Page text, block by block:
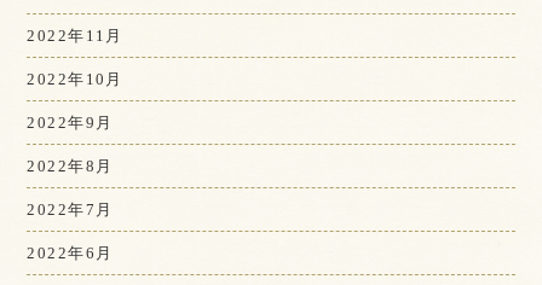
2022年11月
2022年10月
2022年9月
2022年8月
2022年7月
2022年6月